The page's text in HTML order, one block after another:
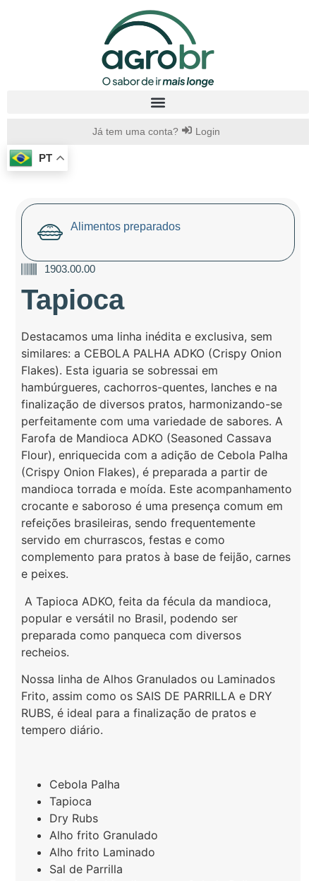
Já tem uma conta? Login
PT
Alimentos preparados
1903.00.00
Tapioca
Destacamos uma linha inédita e exclusiva, sem
similares: a CEBOLA PALHA ADKO (Crispy Onion
Flakes). Esta iguaria se sobressai em
hambúrgueres, cachorros-quentes, lanches e na
finalização de diversos pratos, harmonizando-se
perfeitamente com uma variedade de sabores. A
Farofa de Mandioca ADKO (Seasoned Cassava
Flour), enriquecida com a adição de Cebola Palha
(Crispy Onion Flakes), é preparada a partir de
mandioca torrada e moída. Este acompanhamento
crocante e saboroso é uma presença comum em
refeições brasileiras, sendo frequentemente
servido em churrascos, festas e como
complemento para pratos à base de feijão, carnes
e peixes.
A Tapioca ADKO, feita da fécula da mandioca,
popular e versátil no Brasil, podendo ser
preparada como panqueca com diversos
recheios.
Nossa linha de Alhos Granulados ou Laminados
Frito, assim como os SAIS DE PARRILLA e DRY
RUBS, é ideal para a finalização de pratos e
tempero diário.
Cebola Palha
Tapioca
Dry Rubs
Alho frito Granulado
Alho frito Laminado
Sal de Parrilla